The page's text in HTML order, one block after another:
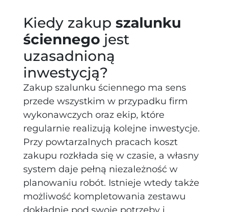
Kiedy zakup szalunku
ściennego jest
uzasadnioną
inwestycją?
Zakup szalunku ściennego ma sens
przede wszystkim w przypadku firm
wykonawczych oraz ekip, które
regularnie realizują kolejne inwestycje.
Przy powtarzalnych pracach koszt
zakupu rozkłada się w czasie, a własny
system daje pełną niezależność w
planowaniu robót. Istnieje wtedy także
możliwość kompletowania zestawu